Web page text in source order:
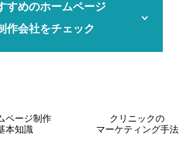
すめのホームページ
作会社をチェック
ページ制作
本知識
クリニックの
マーケティング手法